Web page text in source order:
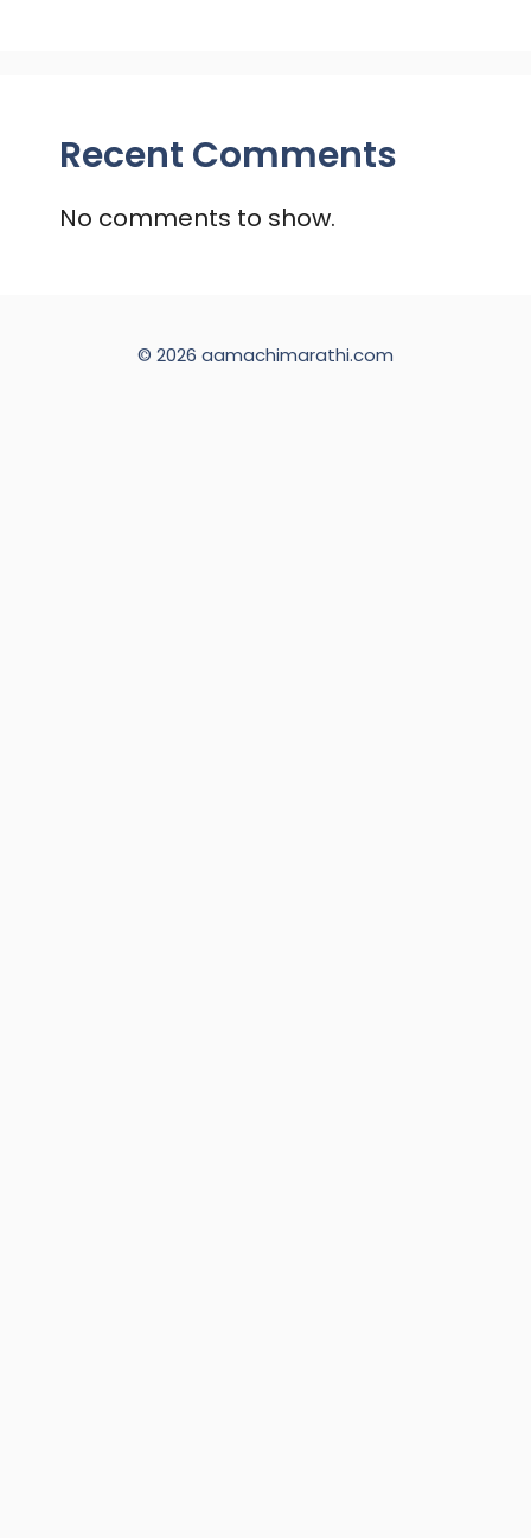
Recent Comments
No comments to show.
© 2026 aamachimarathi.com